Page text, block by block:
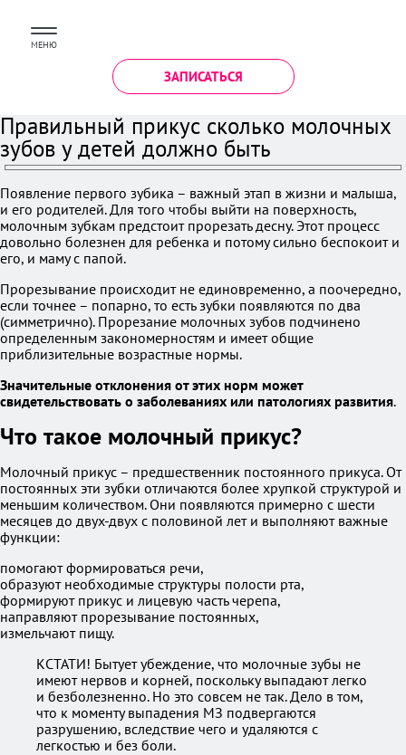
МЕНЮ
ЗАПИСАТЬСЯ
Правильный прикус сколько молочных
зубов у детей должно быть
Появление первого зубика – важный этап в жизни и малыша,
и его родителей. Для того чтобы выйти на поверхность,
молочным зубкам предстоит прорезать десну. Этот процесс
довольно болезнен для ребенка и потому сильно беспокоит и
его, и маму с папой.
Прорезывание происходит не единовременно, а поочередно,
если точнее – попарно, то есть зубки появляются по два
(симметрично). Прорезание молочных зубов подчинено
определенным закономерностям и имеет общие
приблизительные возрастные нормы.
Значительные отклонения от этих норм может
свидетельствовать о заболеваниях или патологиях развития.
Что такое молочный прикус?
Молочный прикус – предшественник постоянного прикуса. От
постоянных эти зубки отличаются более хрупкой структурой и
меньшим количеством. Они появляются примерно с шести
месяцев до двух-двух с половиной лет и выполняют важные
функции:
помогают формироваться речи,
образуют необходимые структуры полости рта,
формируют прикус и лицевую часть черепа,
направляют прорезывание постоянных,
измельчают пищу.
КСТАТИ! Бытует убеждение, что молочные зубы не
имеют нервов и корней, поскольку выпадают легко
и безболезненно. Но это совсем не так. Дело в том,
что к моменту выпадения МЗ подвергаются
разрушению, вследствие чего и удаляются с
легкостью и без боли.